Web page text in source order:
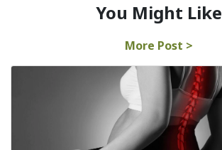
You Might Like
More Post >